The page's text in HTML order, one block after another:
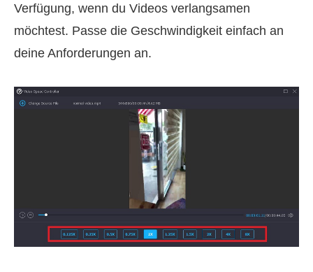
Verfügung, wenn du Videos verlangsamen
möchtest. Passe die Geschwindigkeit einfach an
deine Anforderungen an.